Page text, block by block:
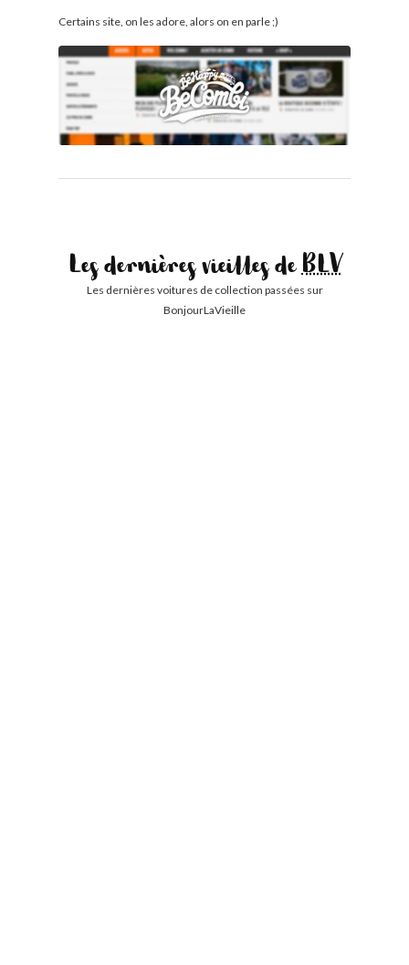
Certains site, on les adore, alors on en parle ;)
Les dernières vieilles deBLV
Les dernières voitures de collection passées sur
BonjourLaVieille